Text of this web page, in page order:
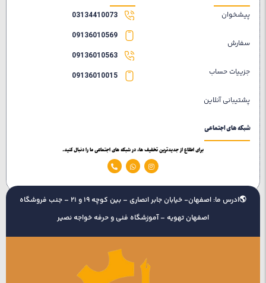
پیشخوان
سفارش
جزییات حساب
پشتیبانی آنلاین
03134410073
09136010569
09136010563
09136010015
شبکه های اجتماعی
برای اطلاع از جدیدترین تخفیف ها، در شبکه های اجتماعی ما را دنبال کنید.
🌎ادرس ما: اصفهان- خیابان جابر انصاری – بین کوچه 19 و 21 – جنب فروشگاه
اصفهان تهویه – آموزشگاه فنی و حرفه خواجه نصیر